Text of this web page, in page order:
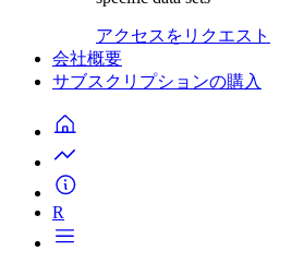
アクセスをリクエスト
会社概要
サブスクリプションの購入
R